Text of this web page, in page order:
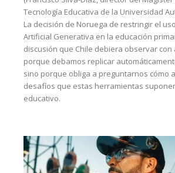
Tecnología Educativa de la Universidad
La decisión de Noruega de restringir el
Artificial Generativa en la educación
discusión que Chile debiera observar con
porque debamos replicar
sino porque obliga a preguntarnos cómo
desafíos que estas herramientas
educativo.